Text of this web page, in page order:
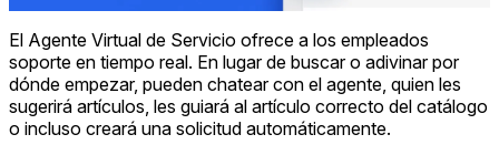
El Agente Virtual de Servicio ofrece a los empleados
soporte en tiempo real. En lugar de buscar o adivinar por
dónde empezar, pueden chatear con el agente, quien les
sugerirá artículos, les guiará al artículo correcto del catálogo
o incluso creará una solicitud automáticamente.